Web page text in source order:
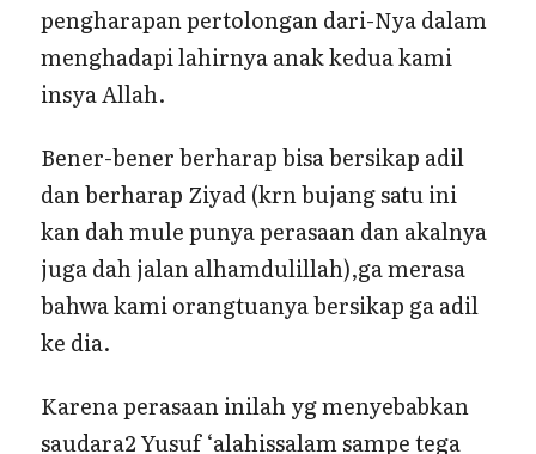
pengharapan pertolongan dari-Nya dalam
menghadapi lahirnya anak kedua kami
insya Allah.
Bener-bener berharap bisa bersikap adil
dan berharap Ziyad (krn bujang satu ini
kan dah mule punya perasaan dan akalnya
juga dah jalan alhamdulillah),ga merasa
bahwa kami orangtuanya bersikap ga adil
ke dia.
Karena perasaan inilah yg menyebabkan
saudara2 Yusuf ‘alahissalam sampe tega